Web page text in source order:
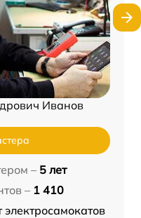
Иванов
– 5 лет
– 1 410
электросамокатов